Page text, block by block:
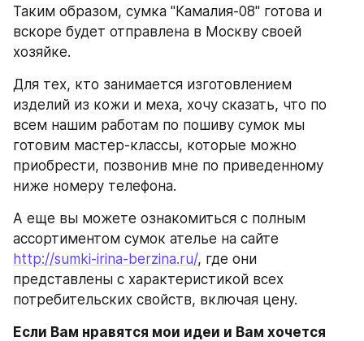
Таким образом, сумка "Камалия-08" готова и
вскоре будет отправлена в Москву своей
хозяйке.
Для тех, кто занимается изготовлением
изделий из кожи и меха, хочу сказать, что по
всем нашим работам по пошиву сумок мы
готовим мастер-классы, которые можно
приобрести, позвонив мне по приведенному
ниже номеру телефона.
А еще вы можете ознакомиться с полным
http://sumki-irina-berzina.ru/, где они
представлены с характеристикой всех
потребительских свойств, включая цену.
Если Вам нравятся мои идеи и Вам хочется